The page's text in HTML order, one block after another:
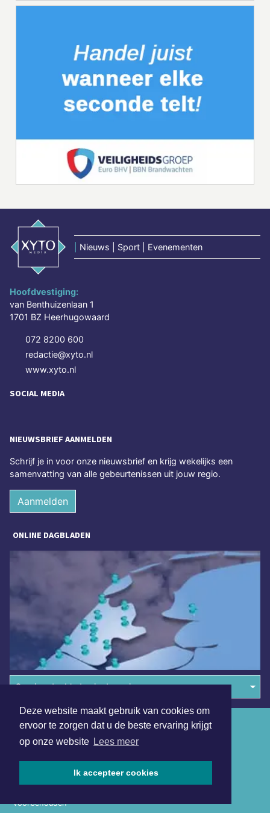
Deze website maakt gebruik van cookies om
ervoor te zorgen dat u de beste ervaring krijgt
op onze website Lees meer
Ik accepteer cookies
Nieuws | Sport | Evenementen
Hoofdvestiging:
van Benthuizenlaan 1
1701 BZ Heerhugowaard
072 8200 600
redactie@xyto.nl
www.xyto.nl
SOCIAL MEDIA
NIEUWSBRIEF AANMELDEN
Schrijf je in voor onze nieuwsbrief en krijg wekelijks een
samenvatting van alle gebeurtenissen uit jouw regio.
Aanmelden
ONLINE DAGBLADEN
Overige dagbladen in de regio
voorbehouden
Algemene voorwaarden
Disclaimer